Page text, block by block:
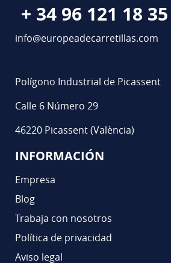
+ 34 96 121 18 35
info@europeadecarretillas.com
Polígono Industrial de Picassent
Calle 6 Número 29
46220 Picassent (València)
INFORMACIÓN
Empresa
Blog
Trabaja con nosotros
Política de privacidad
Aviso legal